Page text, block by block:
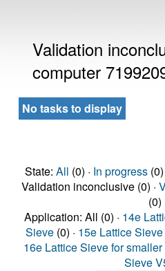
Validation
computer
No tasks to display
State: All (0) · In progress(0)
Validation inconclusive (0) ·
(0)
Application: All (0) · 14e
Sieve (0) · 15e Lattice
16e Lattice Sieve for
Sieve